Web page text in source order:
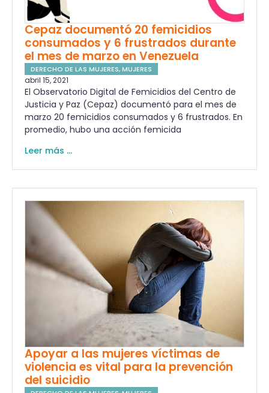
Cepaz documentó 20 femicidios
consumados y 6 frustrados durante
el mes de marzo en Venezuela
DERECHO DE LAS MUJERES,MUJERES
abril 15, 2021
El Observatorio Digital de Femicidios del Centro de
Justicia y Paz (Cepaz) documentó para el mes de
marzo 20 femicidios consumados y 6 frustrados. En
promedio, hubo una acción femicida
Leer más ...
Apoyar a las mujeres víctimas de
violencia es vital para la prevención
del suicidio